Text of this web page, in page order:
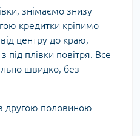
знімаємо знизу
кредитки кріпимо
центру до краю,
плівки повітря. Все
швидко, без
другою половиною